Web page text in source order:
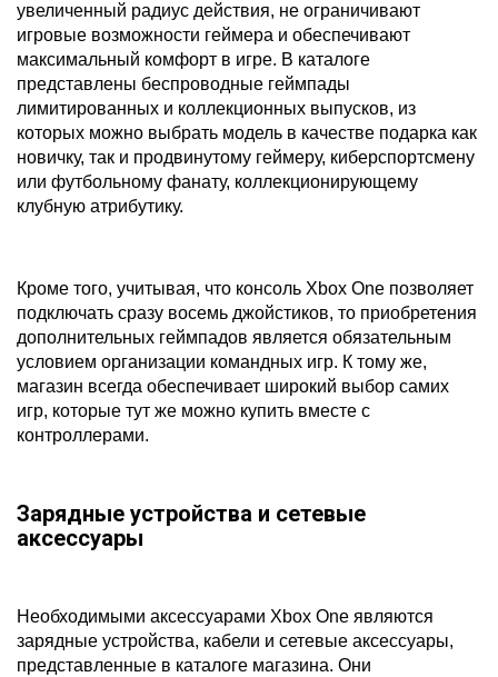
увеличенный радиус действия, не ограничивают
игровые возможности геймера и обеспечивают
максимальный комфорт в игре. В каталоге
представлены беспроводные геймпады
лимитированных и коллекционных выпусков, из
которых можно выбрать модель в качестве подарка как
новичку, так и продвинутому геймеру, киберспортсмену
или футбольному фанату, коллекционирующему
клубную атрибутику.
Кроме того, учитывая, что консоль Xbox One позволяет
подключать сразу восемь джойстиков, то приобретения
дополнительных геймпадов является обязательным
условием организации командных игр. К тому же,
магазин всегда обеспечивает широкий выбор самих
игр, которые тут же можно купить вместе с
контроллерами.
Зарядные устройства и сетевые
аксессуары
Необходимыми аксессуарами Xbox One являются
зарядные устройства, кабели и сетевые аксессуары,
представленные в каталоге магазина. Они